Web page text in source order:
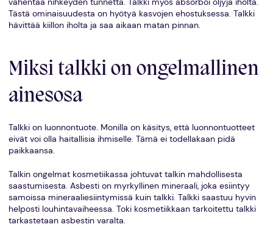
Tästä ominaisuudesta on hyötyä kasvojen ehostuksessa. Talkki
hävittää kiillon iholta ja saa aikaan matan pinnan.
Miksi talkki on ongelmallinen
ainesosa
Talkki on luonnontuote. Monilla on käsitys, että luonnontuotteet
eivät voi olla haitallisia ihmiselle. Tämä ei todellakaan pidä
paikkaansa.
Talkin ongelmat kosmetiikassa johtuvat talkin mahdollisesta
saastumisesta. Asbesti on myrkyllinen mineraali, joka esiintyy
samoissa mineraaliesiintymissä kuin talkki. Talkki saastuu hyvin
helposti louhintavaiheessa. Toki kosmetiikkaan tarkoitettu talkki
tarkastetaan asbestin varalta.